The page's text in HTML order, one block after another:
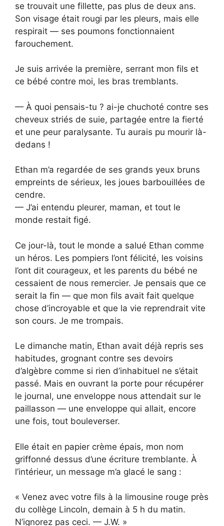
se trouvait une fillette, pas plus de deux ans.
Son visage était rougi par les pleurs, mais elle
respirait — ses poumons fonctionnaient
farouchement.
Je suis arrivée la première, serrant mon fils et
ce bébé contre moi, les bras tremblants.
— À quoi pensais-tu ? ai-je chuchoté contre ses
cheveux striés de suie, partagée entre la fierté
et une peur paralysante. Tu aurais pu mourir là-
dedans !
Ethan m’a regardée de ses grands yeux bruns
empreints de sérieux, les joues barbouillées de
cendre.
— J’ai entendu pleurer, maman, et tout le
monde restait figé.
Ce jour-là, tout le monde a salué Ethan comme
un héros. Les pompiers l’ont félicité, les voisins
l’ont dit courageux, et les parents du bébé ne
cessaient de nous remercier. Je pensais que ce
serait la fin — que mon fils avait fait quelque
chose d’incroyable et que la vie reprendrait vite
son cours. Je me trompais.
Le dimanche matin, Ethan avait déjà repris ses
habitudes, grognant contre ses devoirs
d’algèbre comme si rien d’inhabituel ne s’était
passé. Mais en ouvrant la porte pour récupérer
le journal, une enveloppe nous attendait sur le
paillasson — une enveloppe qui allait, encore
une fois, tout bouleverser.
Elle était en papier crème épais, mon nom
griffonné dessus d’une écriture tremblante. À
l’intérieur, un message m’a glacé le sang :
« Venez avec votre fils à la limousine rouge près
du collège Lincoln, demain à 5 h du matin.
N’ignorez pas ceci. — J.W. »